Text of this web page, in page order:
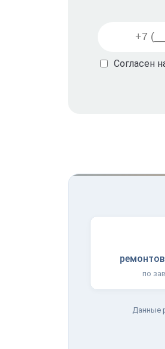
Согласен
по
Данные